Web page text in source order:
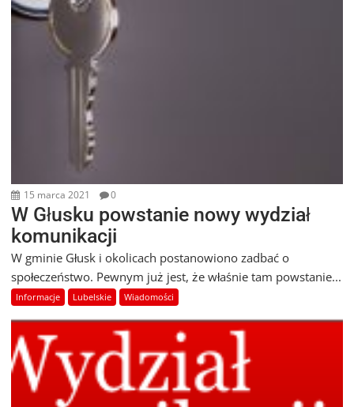
15 marca 2021 0
W Głusku powstanie nowy wydział
komunikacji
W gminie Głusk i okolicach postanowiono zadbać o
społeczeństwo. Pewnym już jest, że właśnie tam powstanie...
Informacje Lubelskie Wiadomości